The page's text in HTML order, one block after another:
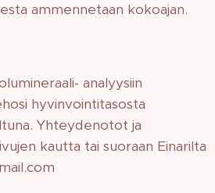
ammennetaan kokoajan.
analyysiin
hyvinvointitasosta
Yhteydenotot ja
kautta tai suoraan Einarilta